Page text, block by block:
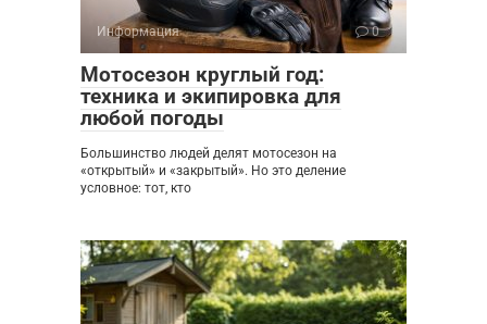
Информация 0
Мотосезон круглый год:
техника и экипировка для
любой погоды
Большинство людей делят мотосезон на
«открытый» и «закрытый». Но это деление
условное: тот, кто